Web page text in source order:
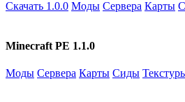
Скачать 1.0.0 Моды Сервера Карты
Minecraft PE 1.1.0
Моды Сервера Карты Сиды